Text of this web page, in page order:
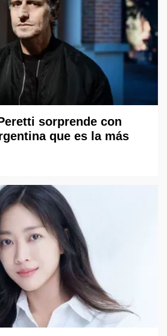
sorprende con
que es la más